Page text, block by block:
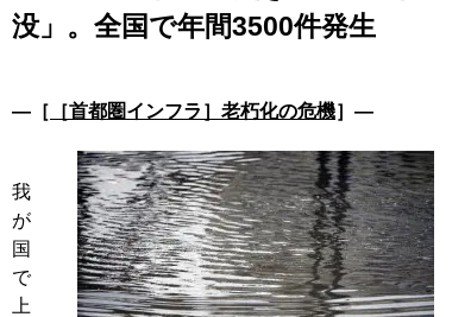
没」。全国で年間3500件発生
―［ ［首都圏インフラ］老朽化の危機］―
我
が
国
で
上